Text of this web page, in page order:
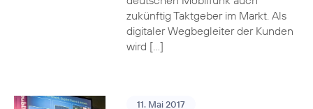
zukünftig Taktgeber im Markt. Als
digitaler Wegbegleiter der Kunden
wird […]
11. Mai 2017